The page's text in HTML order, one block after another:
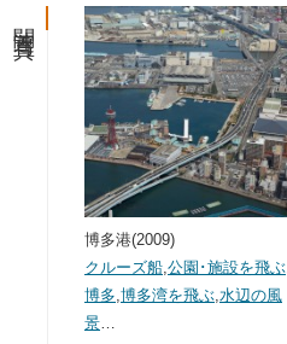
博多港(2009)
クルーズ船 公園･施設を飛ぶ
博多 博多湾を飛ぶ 水辺の風
景